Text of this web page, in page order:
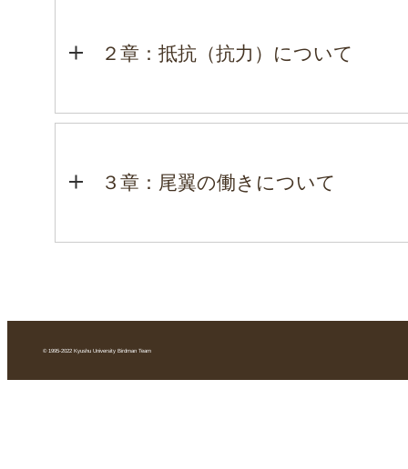
２章：抵抗（抗力）について
３章：尾翼の働きについて
© 1995-2022 Kyushu University Birdman Team